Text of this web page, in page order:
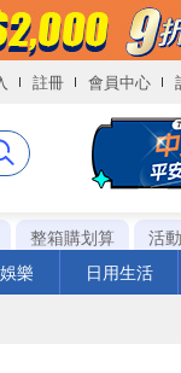
註冊 會員中心
整箱購划算 活
樂 日用生活